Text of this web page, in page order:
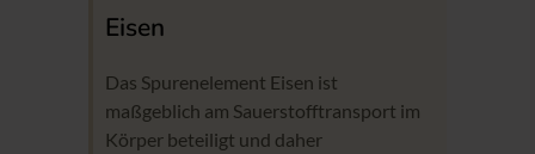
Eisen
Das Spurenelement Eisen ist
maßgeblich am Sauerstofftransport im
Körper beteiligt und daher